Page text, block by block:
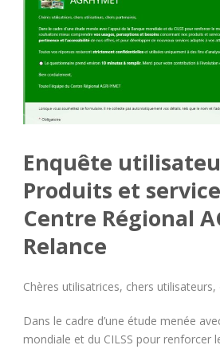
Enquête
Produits et
Centre Régional
Relance
Chères utilisatrices, chers
Dans le cadre d’une étude menée
mondiale et du CILSS pour renforcer